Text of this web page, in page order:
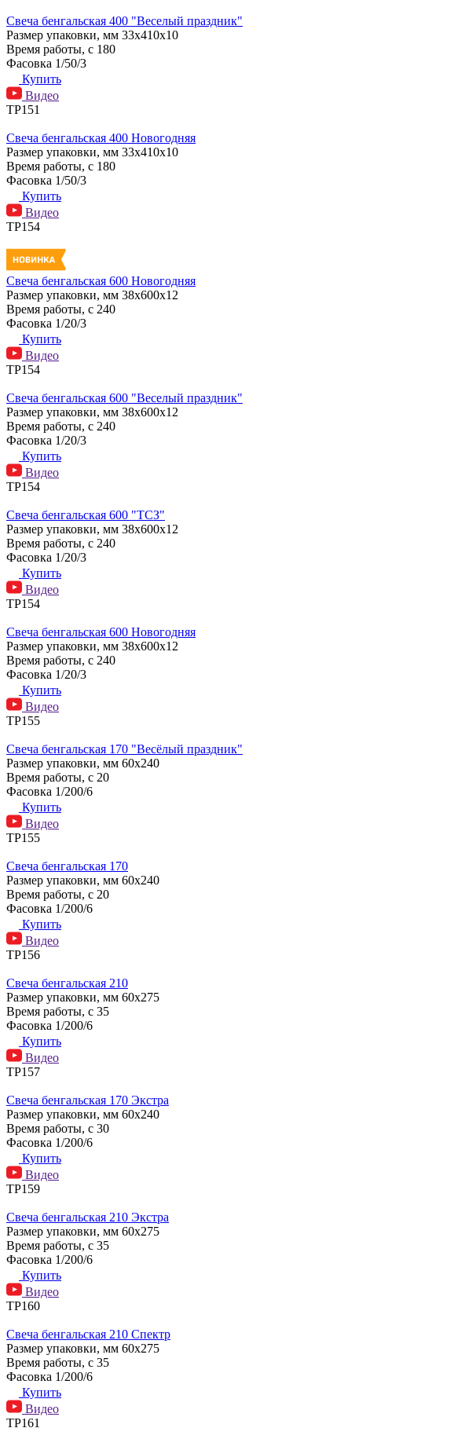
Свеча бенгальская 400 "Веселый праздник"
Размер упаковки, мм 33х410х10
Время работы, с 180
Фасовка 1/50/3
Купить
Видео
ТР151
Свеча бенгальская 400 Новогодняя
Размер упаковки, мм 33х410х10
Время работы, с 180
Фасовка 1/50/3
Купить
Видео
ТР154
Свеча бенгальская 600 Новогодняя
Размер упаковки, мм 38x600x12
Время работы, с 240
Фасовка 1/20/3
Купить
Видео
ТР154
Свеча бенгальская 600 "Веселый праздник"
Размер упаковки, мм 38х600х12
Время работы, с 240
Фасовка 1/20/3
Купить
Видео
ТР154
Свеча бенгальская 600 "ТСЗ"
Размер упаковки, мм 38х600х12
Время работы, с 240
Фасовка 1/20/3
Купить
Видео
ТР154
Свеча бенгальская 600 Новогодняя
Размер упаковки, мм 38х600х12
Время работы, с 240
Фасовка 1/20/3
Купить
Видео
ТР155
Свеча бенгальская 170 "Весёлый праздник"
Размер упаковки, мм 60х240
Время работы, с 20
Фасовка 1/200/6
Купить
Видео
ТР155
Свеча бенгальская 170
Размер упаковки, мм 60х240
Время работы, с 20
Фасовка 1/200/6
Купить
Видео
ТР156
Свеча бенгальская 210
Размер упаковки, мм 60х275
Время работы, с 35
Фасовка 1/200/6
Купить
Видео
ТР157
Свеча бенгальская 170 Экстра
Размер упаковки, мм 60х240
Время работы, с 30
Фасовка 1/200/6
Купить
Видео
ТР159
Свеча бенгальская 210 Экстра
Размер упаковки, мм 60х275
Время работы, с 35
Фасовка 1/200/6
Купить
Видео
ТР160
Свеча бенгальская 210 Спектр
Размер упаковки, мм 60х275
Время работы, с 35
Фасовка 1/200/6
Купить
Видео
ТР161